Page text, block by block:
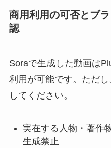
商用利用の可否とブ
認
Soraで生成した動画は
利用が可能です。ただ
してください。
実在する人物・著作
生成禁止